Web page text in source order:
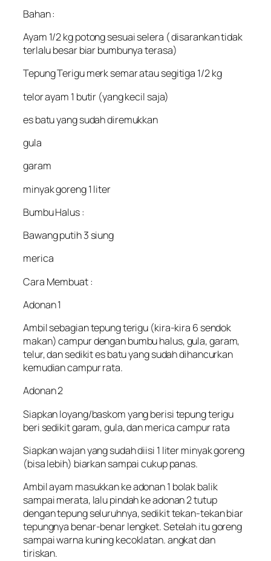
Bahan :
Ayam 1/2 kg potong sesuai selera ( disarankan tidak
terlalu besar biar bumbunya terasa)
Tepung Terigu merk semar atau segitiga 1/2 kg
telor ayam 1 butir (yang kecil saja)
es batu yang sudah diremukkan
gula
garam
minyak goreng 1 liter
Bumbu Halus :
Bawang putih 3 siung
merica
Cara Membuat :
Adonan 1
Ambil sebagian tepung terigu (kira-kira 6 sendok
makan) campur dengan bumbu halus, gula, garam,
telur, dan sedikit es batu yang sudah dihancurkan
kemudian campur rata.
Adonan 2
Siapkan loyang/baskom yang berisi tepung terigu
beri sedikit garam, gula, dan merica campur rata
Siapkan wajan yang sudah diisi 1 liter minyak goreng
(bisa lebih) biarkan sampai cukup panas.
Ambil ayam masukkan ke adonan 1 bolak balik
sampai merata, lalu pindah ke adonan 2 tutup
dengan tepung seluruhnya, sedikit tekan-tekan biar
tepungnya benar-benar lengket. Setelah itu goreng
sampai warna kuning kecoklatan. angkat dan
tiriskan.